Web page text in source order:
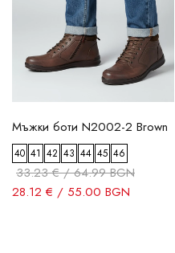
Мъжки боти N2002-2 Brown
40 41 42 43 44 45 46
33.23 € / 64.99 BGN
28.12 € / 55.00 BGN